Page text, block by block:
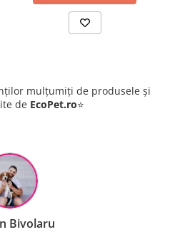
mulțumiți de produsele și
de EcoPet.ro⭐